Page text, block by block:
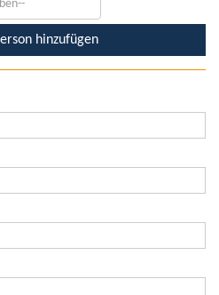
hinzufügen